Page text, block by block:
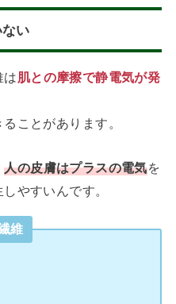
い
は肌との摩擦で静電気が発
ことがあります。
人の皮膚はプラスの電気を
やすいんです。
維